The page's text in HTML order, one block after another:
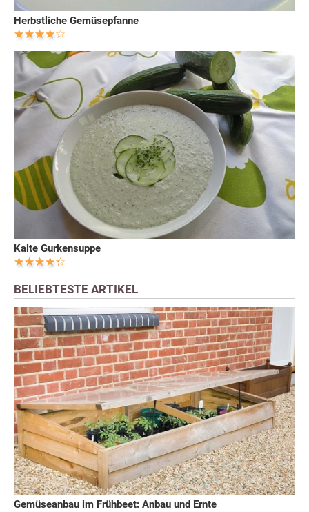
Herbstliche Gemüsepfanne
Kalte Gurkensuppe
BELIEBTESTE ARTIKEL
Gemüseanbau im Frühbeet: Anbau und Ernte